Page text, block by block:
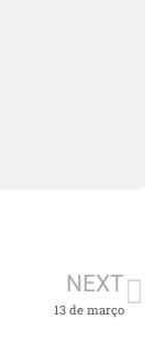
NEXT
13 de março